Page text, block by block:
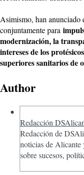
Asimismo, han anunciado
conjuntamente para
modernización, la
intereses de los
superiores sanitarios de
Author
Redacción
Redacción de
noticias de Alicante
sobre sucesos,